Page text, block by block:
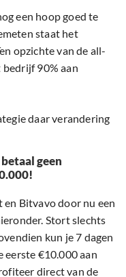
een hoop goed te
staat het
opzichte van de all-
90% aan
daar verandering
geen
Bitvavo door nu een
Stort slechts
kun je 7 dagen
eerste €10.000 aan
direct van de